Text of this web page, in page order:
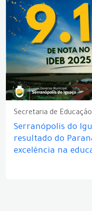
Secretaria de
Serranópolis do
resultado do
excelência na